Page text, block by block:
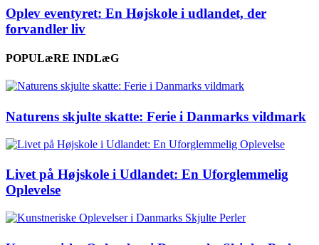
Oplev eventyret: En Højskole i udlandet, der
forvandler liv
POPULæRE INDLæG
Naturens skjulte skatte: Ferie i Danmarks vildmark
Livet på Højskole i Udlandet: En Uforglemmelig
Oplevelse